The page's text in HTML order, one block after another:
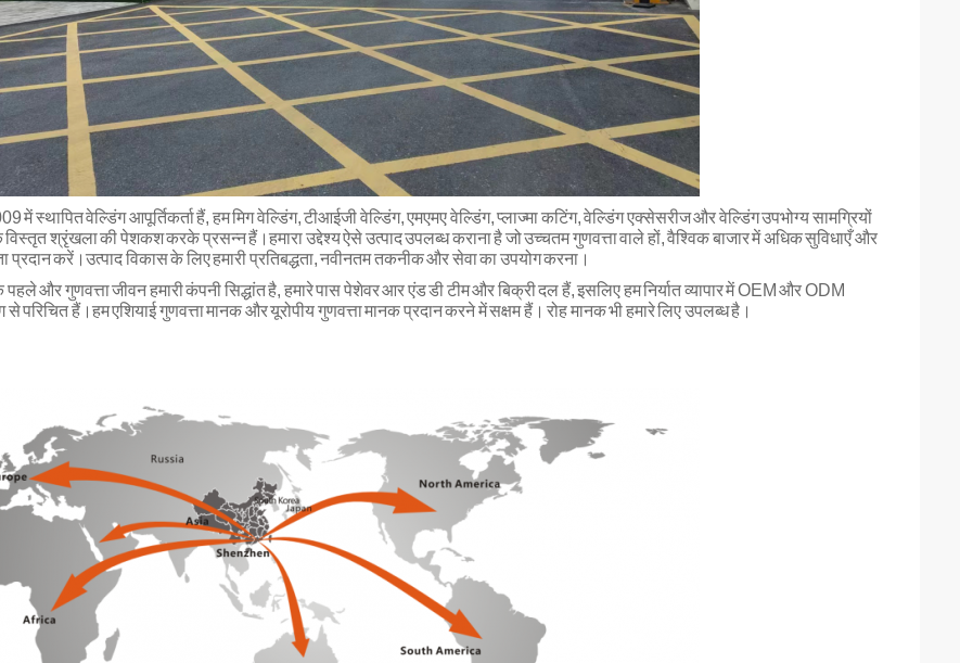
में स्थापित वेल्डिंग आपूर्तिकर्ता हैं, हम मिग वेल्डिंग, टीआईजी वेल्डिंग, एमएमए वेल्डिंग, प्लाज्मा कटिंग, वेल्डिंग एक्सेसरीज और वेल्डिंग उपभोग्य सामग्रियों
श्रृंखला की पेशकश करके प्रसन्न हैं।हमारा उद्देश्य ऐसे उत्पाद उपलब्ध कराना है जो उच्चतम गुणवत्ता वाले हों, वैश्विक बाजार में अधिक सुविधाएँ और
प्रदान करें।उत्पाद विकास के लिए हमारी प्रतिबद्धता, नवीनतम तकनीक और सेवा का उपयोग करना।
पहले और गुणवत्ता जीवन हमारी कंपनी सिद्धांत है, हमारे पास पेशेवर आर एंड डी टीम और बिक्री दल हैं, इसलिए हम निर्यात व्यापार में OEM और ODM
से परिचित हैं।हम एशियाई गुणवत्ता मानक और यूरोपीय गुणवत्ता मानक प्रदान करने में सक्षम हैं। रोह मानक भी हमारे लिए उपलब्ध है।